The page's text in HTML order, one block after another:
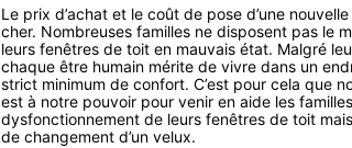
Le prix d’achat et le coût de pose d’une
cher. Nombreuses familles ne disposent pas le
leurs fenêtres de toit en mauvais état. Malgré
chaque être humain mérite de vivre dans un
strict minimum de confort. C’est pour cela que
est à notre pouvoir pour venir en aide les
dysfonctionnement de leurs fenêtres de toit
de changement d’un velux.